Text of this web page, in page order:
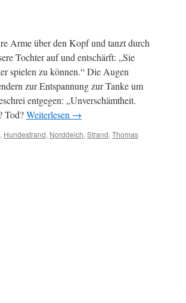
Arme über den Kopf und tanzt durch
Tochter auf und entschärft: „Sie
spielen zu können.“ Die Augen
zur Entspannung zur Tanke um
entgegen: „Unverschämtheit.
Tod?Weiterlesen →
, Hundestrand, Norddeich, Strand, Thomas